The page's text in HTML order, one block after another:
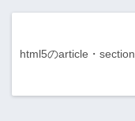
html5のarticle・